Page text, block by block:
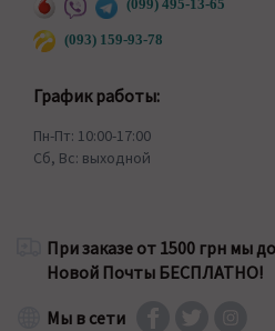
(099) 495-13-65
(093) 159-93-78
График работы:
Пн-Пт: 10:00-17:00
Сб, Вс: выходной
При заказе от 1500 грн мы
Новой Почты БЕСПЛАТНО!
Мы в сети